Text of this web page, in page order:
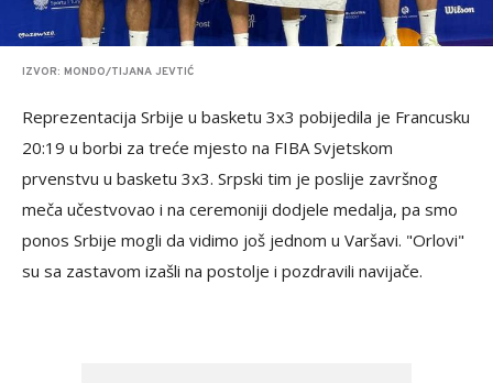
IZVOR: MONDO/TIJANA JEVTIĆ
Reprezentacija Srbije u basketu 3x3 pobijedila je Francusku
20:19 u borbi za treće mjesto na FIBA Svjetskom
prvenstvu u basketu 3x3. Srpski tim je poslije završnog
meča učestvovao i na ceremoniji dodjele medalja, pa smo
ponos Srbije mogli da vidimo još jednom u Varšavi. "Orlovi"
su sa zastavom izašli na postolje i pozdravili navijače.